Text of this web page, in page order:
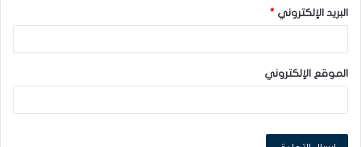
البريد الإلكتروني *
الموقع الإلكتروني